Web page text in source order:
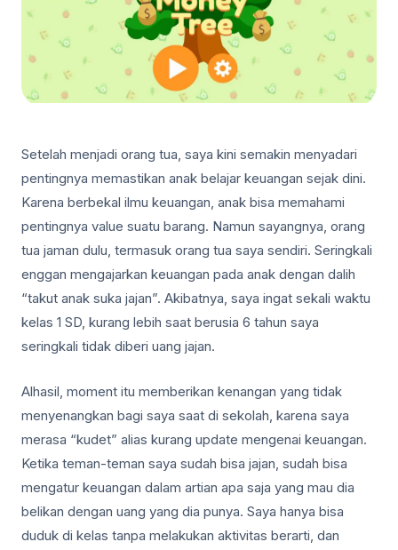
Setelah menjadi orang tua, saya kini semakin menyadari
pentingnya memastikan anak belajar keuangan sejak dini.
Karena berbekal ilmu keuangan, anak bisa memahami
pentingnya value suatu barang. Namun sayangnya, orang
tua jaman dulu, termasuk orang tua saya sendiri. Seringkali
enggan mengajarkan keuangan pada anak dengan dalih
“takut anak suka jajan”. Akibatnya, saya ingat sekali waktu
kelas 1 SD, kurang lebih saat berusia 6 tahun saya
seringkali tidak diberi uang jajan.
Alhasil, moment itu memberikan kenangan yang tidak
menyenangkan bagi saya saat di sekolah, karena saya
merasa “kudet” alias kurang update mengenai keuangan.
Ketika teman-teman saya sudah bisa jajan, sudah bisa
mengatur keuangan dalam artian apa saja yang mau dia
belikan dengan uang yang dia punya. Saya hanya bisa
duduk di kelas tanpa melakukan aktivitas berarti, dan